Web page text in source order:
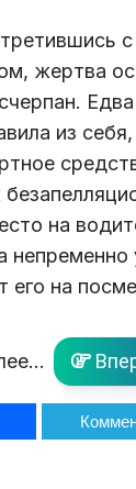
жертва
из
на
непременно
его на